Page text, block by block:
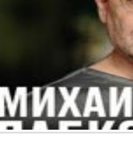
HAPPY
МАКАРЕВИЧ,